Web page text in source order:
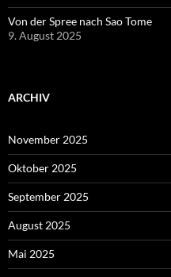
Von der Spree nach Sao Tome
9. August 2025
ARCHIV
November 2025
Oktober 2025
September 2025
August 2025
Mai 2025